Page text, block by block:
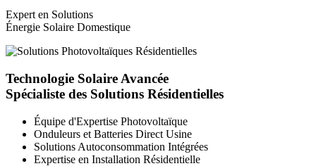
Expert en Solutions
Énergie Solaire Domestique
Technologie Solaire Avancée
Spécialiste des Solutions Résidentielles
Équipe d'Expertise Photovoltaïque
Onduleurs et Batteries Direct Usine
Solutions Autoconsommation Intégrées
Expertise en Installation Résidentielle